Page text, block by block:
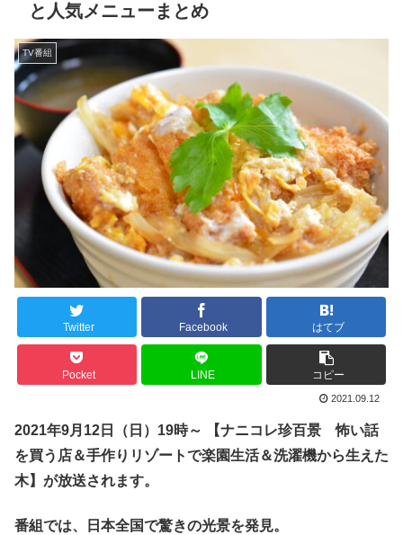
と人気メニューまとめ
TV番組
Twitter Facebook はてブ
Pocket LINE コピー
2021.09.12
2021年9月12日（ 日 ） 19時～ 【ナニコレ珍百景 怖い話
を買う店＆手作りリゾートで楽園生活＆洗濯機から生えた
木】が放送されます。
番組では、日本全国で驚きの光景を発見。